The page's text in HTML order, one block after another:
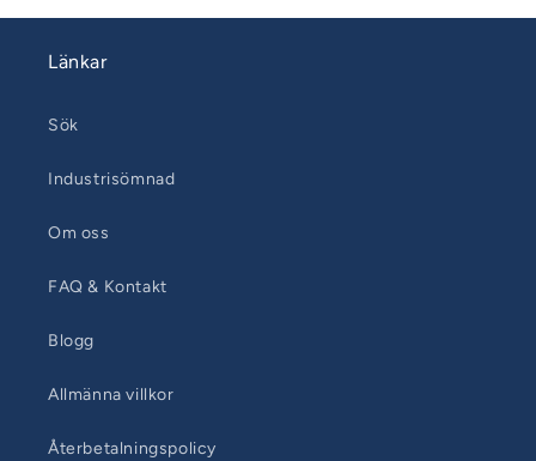
Länkar
Sök
Industrisömnad
Om oss
FAQ & Kontakt
Blogg
Allmänna villkor
Återbetalningspolicy